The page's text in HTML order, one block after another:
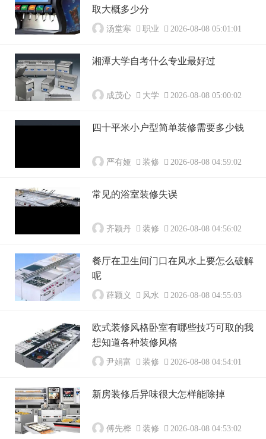
取大概多少分
汤堂寒 职业 2026-08-08 05:01:01
湘潭大学自考什么专业最好过
成茂心 大学 2026-08-08 05:00:02
四十平米小户型简单装修需要多少钱
严有娅 装修 2026-08-08 04:59:02
常见的浴室装修失误
齐颖丹 装修 2026-08-08 04:56:02
餐厅在卫生间门口在风水上要怎么破解
呢
薛颖义 风水 2026-08-08 04:55:03
欧式装修风格卧室有哪些技巧可取的我
想知道各种装修风格
尹娟富 装修 2026-08-08 04:54:01
新房装修后异味很大怎样能除掉
傅先桦 装修 2026-08-08 04:53:02